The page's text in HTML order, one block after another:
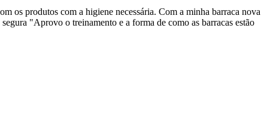
os produtos com a higiene necessária. Com a minha barraca nova
"Aprovo o treinamento e a forma de como as barracas estão